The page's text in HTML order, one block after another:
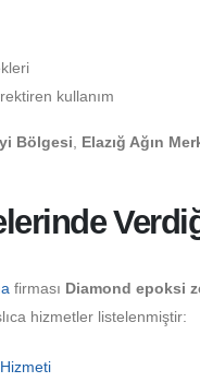
kullanım
Bölgesi Elazığ Ağın
firması Diamond epoksi
hizmetler listelenmiştir: